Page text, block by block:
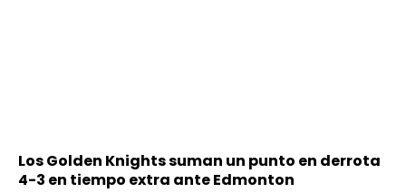
Los Golden Knights suman un punto en derrota
4-3 en tiempo extra ante Edmonton